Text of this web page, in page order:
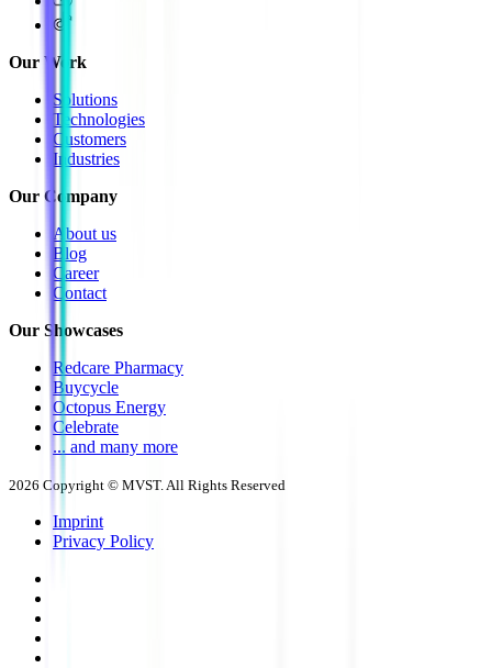
Our Work
Solutions
Technologies
Customers
Industries
Our Company
About us
Blog
Career
Contact
Our Showcases
Redcare Pharmacy
Buycycle
Octopus Energy
Celebrate
... and many more
2026 Copyright © MVST. All Rights Reserved
Imprint
Privacy Policy